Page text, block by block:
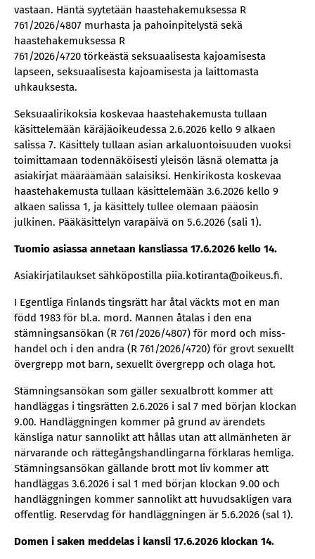
vastaan. Häntä syytetään haastehakemuksessa R
761/2026/4807 murhasta ja pahoinpitelystä sekä
haastehakemuksessa R
761/2026/4720 törkeästä seksuaalisesta kajoamisesta
lapseen, seksuaalisesta kajoamisesta ja laittomasta
uhkauksesta.
Seksuaalirikoksia koskevaa haastehakemusta tullaan
käsittelemään käräjäoikeudessa 2.6.2026 kello 9 alkaen
salissa 7. Käsittely tullaan asian arkaluontoisuuden vuoksi
toimittamaan todennäköisesti yleisön läsnä olematta ja
asiakirjat määräämään salaisiksi. Henkirikosta koskevaa
haastehakemusta tullaan käsittelemään 3.6.2026 kello 9
alkaen salissa 1, ja käsittely tullee olemaan pääosin
julkinen. Pääkäsittelyn varapäivä on 5.6.2026 (sali 1).
Tuomio asiassa annetaan kansliassa 17.6.2026 kello 14.
Asiakirjatilaukset sähköpostilla piia.kotiranta@oikeus.fi.
I Egentliga Finlands tingsrätt har åtal väckts mot en man
född 1983 för bl.a. mord. Mannen åtalas i den ena
stämningsansökan (R 761/2026/4807) för mord och miss-
handel och i den andra (R 761/2026/4720) för grovt sexuellt
övergrepp mot barn, sexuellt övergrepp och olaga hot.
Stämningsansökan som gäller sexualbrott kommer att
handläggas i tingsrätten 2.6.2026 i sal 7 med början klockan
9.00. Handläggningen kommer på grund av ärendets
känsliga natur sannolikt att hållas utan att allmänheten är
närvarande och rättegångshandlingarna förklaras hemliga.
Stämningsansökan gällande brott mot liv kommer att
handläggas 3.6.2026 i sal 1 med början klockan 9.00 och
handläggningen kommer sannolikt att huvudsakligen vara
offentlig. Reservdag för handläggningen är 5.6.2026 (sal 1).
Domen i saken meddelas i kansli 17.6.2026 klockan 14.